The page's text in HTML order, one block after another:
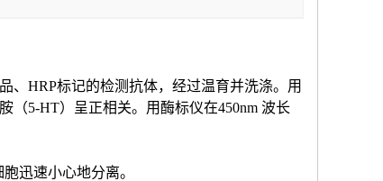
、HRP标记的检测抗体，经过温育并洗涤。用
（5-HT） 呈正相关。用酶标仪在450nm 波长
迅速小心地分离。